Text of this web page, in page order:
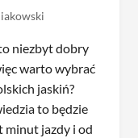
niezbyt dobry
warto wybrać
jaskiń?
to będzie
minut jazdy i od